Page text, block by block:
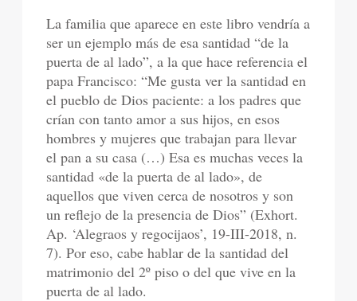
La familia que aparece en este libro vendría a
ser un ejemplo más de esa santidad “de la
puerta de al lado”, a la que hace referencia el
papa Francisco: “Me gusta ver la santidad en
el pueblo de Dios paciente: a los padres que
crían con tanto amor a sus hijos, en esos
hombres y mujeres que trabajan para llevar
el pan a su casa (…) Esa es muchas veces la
santidad «de la puerta de al lado», de
aquellos que viven cerca de nosotros y son
un reflejo de la presencia de Dios” (Exhort.
Ap. ‘Alegraos y regocijaos’, 19-III-2018, n.
7). Por eso, cabe hablar de la santidad del
matrimonio del 2º piso o del que vive en la
puerta de al lado.